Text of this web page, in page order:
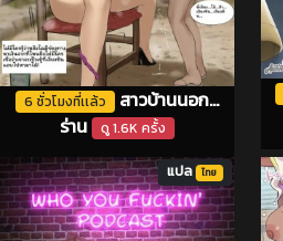
6 ชั่วโมงที่เเล้ว สาวบ้านนอก...
ร่าน ดู 1.6K ครั้ง
แปล ไทย